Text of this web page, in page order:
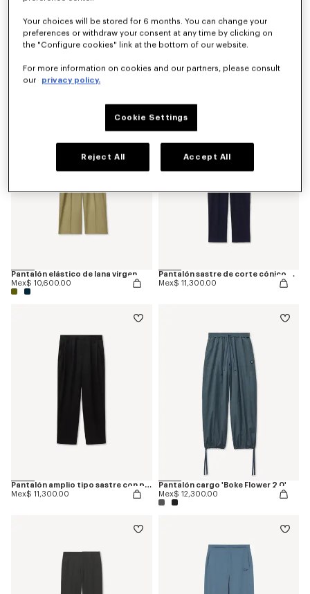
Pantalón informal de algodón
Mex$ 8,800.00
Pantalón informal de lana virgen
Mex$ 9,800.00
Pantalón elástico de lana virgen
Mex$ 10,600.00
Novedad
Pantalón sastre de corte cónico en lana virgen
Mex$ 11,300.00
Pantalón amplio tipo sastre con pinzas de lana y seda
Mex$ 11,300.00
Pantalón cargo 'Boke Flower 2.0'
Mex$ 12,300.00
Your choices will be stored for 6 months. You can change your
preferences or withdraw your consent at any time by clicking on
the "Configure cookies" link at the bottom of our website.
For more information on cookies and our partners, please consult
our
privacy policy.
Cookie Settings
Reject All Accept All